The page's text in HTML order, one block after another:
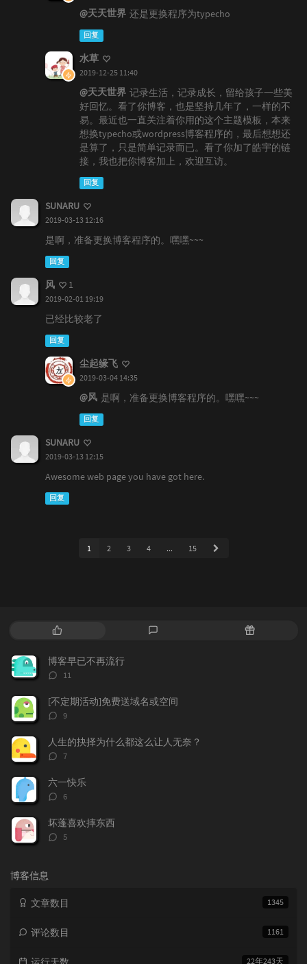
@天天世界 还是更换程序为typecho
回复
水草
2019-12-25 11:40
@天天世界 记录生活，记录成长，留给孩子一些美
好回忆。看了你博客，也是坚持几年了，一样的不
易。最近也一直关注着你用的这个主题模板，本来
想换typecho或wordpress博客程序的，最后想想还
是算了，只是简单记录而已。看了你加了皓宇的链
接，我也把你博客加上，欢迎互访。
回复
SUNARU
2019-03-13 12:16
是啊，准备更换博客程序的。嘿嘿~~~
回复
风 1
2019-02-01 19:19
已经比较老了
回复
尘起缘飞
2019-03-04 14:35
@风 是啊，准备更换博客程序的。嘿嘿~~~
回复
SUNARU
2019-03-13 12:15
Awesome web page you have got here.
回复
1 2 3 4 ... 15
热
文
章
随
博客早已不再流行
评
数：
11
[不定期活动]免费送域名或空间
评
数：
9
人生的抉择为什么都这么让人无奈？
评
数：
7
六一快乐
评
数：
6
坏蓬喜欢摔东西
评
5
博客信息
1345
文章数目
1161
评论数目
22年243天